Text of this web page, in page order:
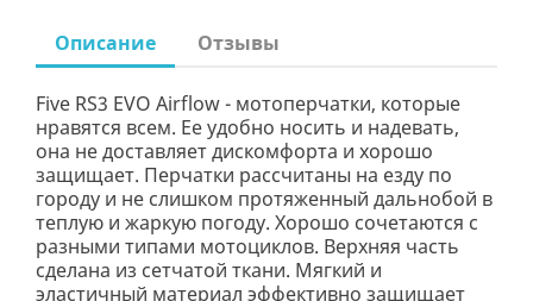
Описание Отзывы
Five RS3 EVO Airflow - мотоперчатки, которые
нравятся всем. Ее удобно носить и надевать,
она не доставляет дискомфорта и хорошо
защищает. Перчатки рассчитаны на езду по
городу и не слишком протяженный дальнобой в
теплую и жаркую погоду. Хорошо сочетаются с
разными типами мотоциклов. Верхняя часть
сделана из сетчатой ткани. Мягкий и
эластичный материал эффективно защищает